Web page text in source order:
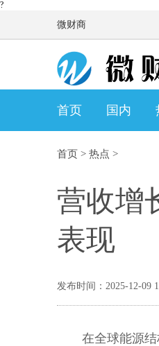
?
微财商
首页 国内
首页 > 热点 >
营收增
表现
发布时间：2025-12-09
在全球能源